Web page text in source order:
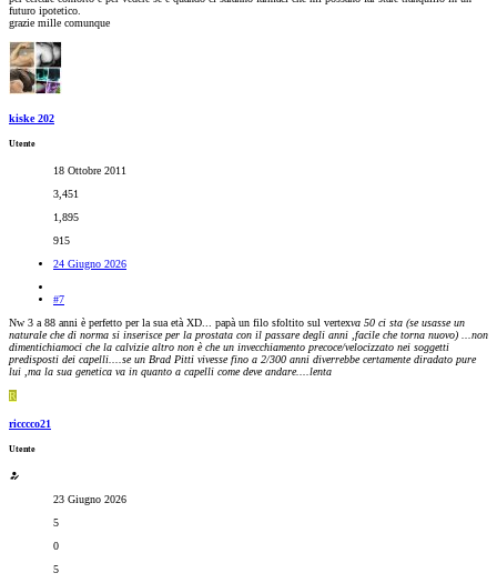
futuro ipotetico.
grazie mille comunque
kiske 202
Utente
18 Ottobre 2011
3,451
1,895
915
24 Giugno 2026
#7
Nw 3 a 88 anni è perfetto per la sua età XD... papà un filo sfoltito sul vertexva 50 ci sta (se usasse un
naturale che di norma si inserisce per la prostata con il passare degli anni ,facile che torna nuovo) ...non
dimentichiamoci che la calvizie altro non è che un invecchiamento precoce/velocizzato nei soggetti
predisposti dei capelli....se un Brad Pitti vivesse fino a 2/300 anni diverrebbe certamente diradato pure
lui ,ma la sua genetica va in quanto a capelli come deve andare....lenta
R
ricccco21
Utente
23 Giugno 2026
5
0
5